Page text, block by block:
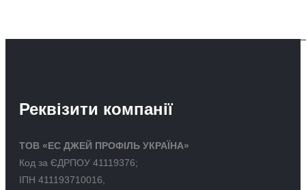
Реквізити компанії
ТОВ «ЕС ДЖЕЙ ПРОФІЛЬ УКРАЇНА»
Код за ЄДРПОУ 41119376;
ІПН 411193710016,